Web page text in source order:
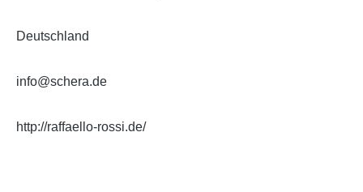
Deutschland
info@schera.de
http://raffaello-rossi.de/